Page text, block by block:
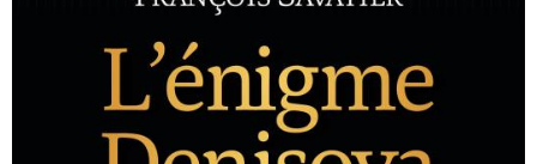
« Love is a Boxing Ring (Tomes 1 & 2) » – Un Passé Trouble !
« The Broken Ring / This Mariage Will Fail Anyway » (Tome 2) – Préparer sa vengeance…